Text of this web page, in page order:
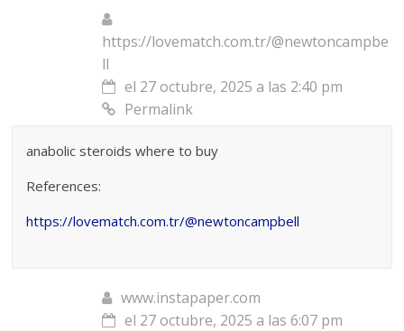
https://lovematch.com.tr/@newtoncampbe
ll
el 27 octubre, 2025 a las 2:40 pm
Permalink
anabolic steroids where to buy
References:
https://lovematch.com.tr/@newtoncampbell
www.instapaper.com
el 27 octubre, 2025 a las 6:07 pm